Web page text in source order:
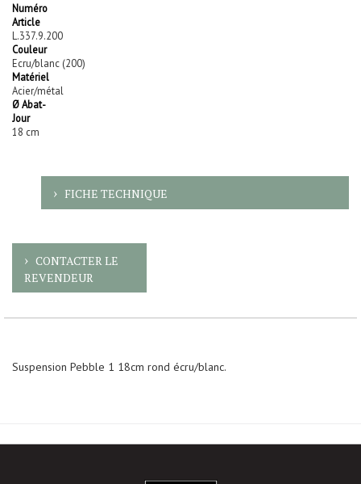
Numéro
Article
L.337.9.200
Couleur
Ecru/blanc (200)
Matériel
Acier/métal
Ø Abat-
Jour
18 cm
FICHE TECHNIQUE
CONTACTER LE
REVENDEUR
Suspension Pebble 1 18cm rond écru/blanc.